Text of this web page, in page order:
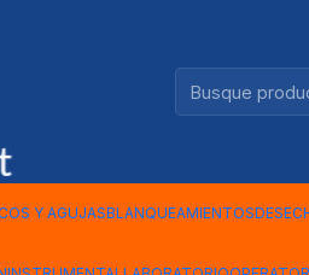
Y AGUJASBLANQUEAMIENTOS
DE FIBRA MATCHPOST RTD